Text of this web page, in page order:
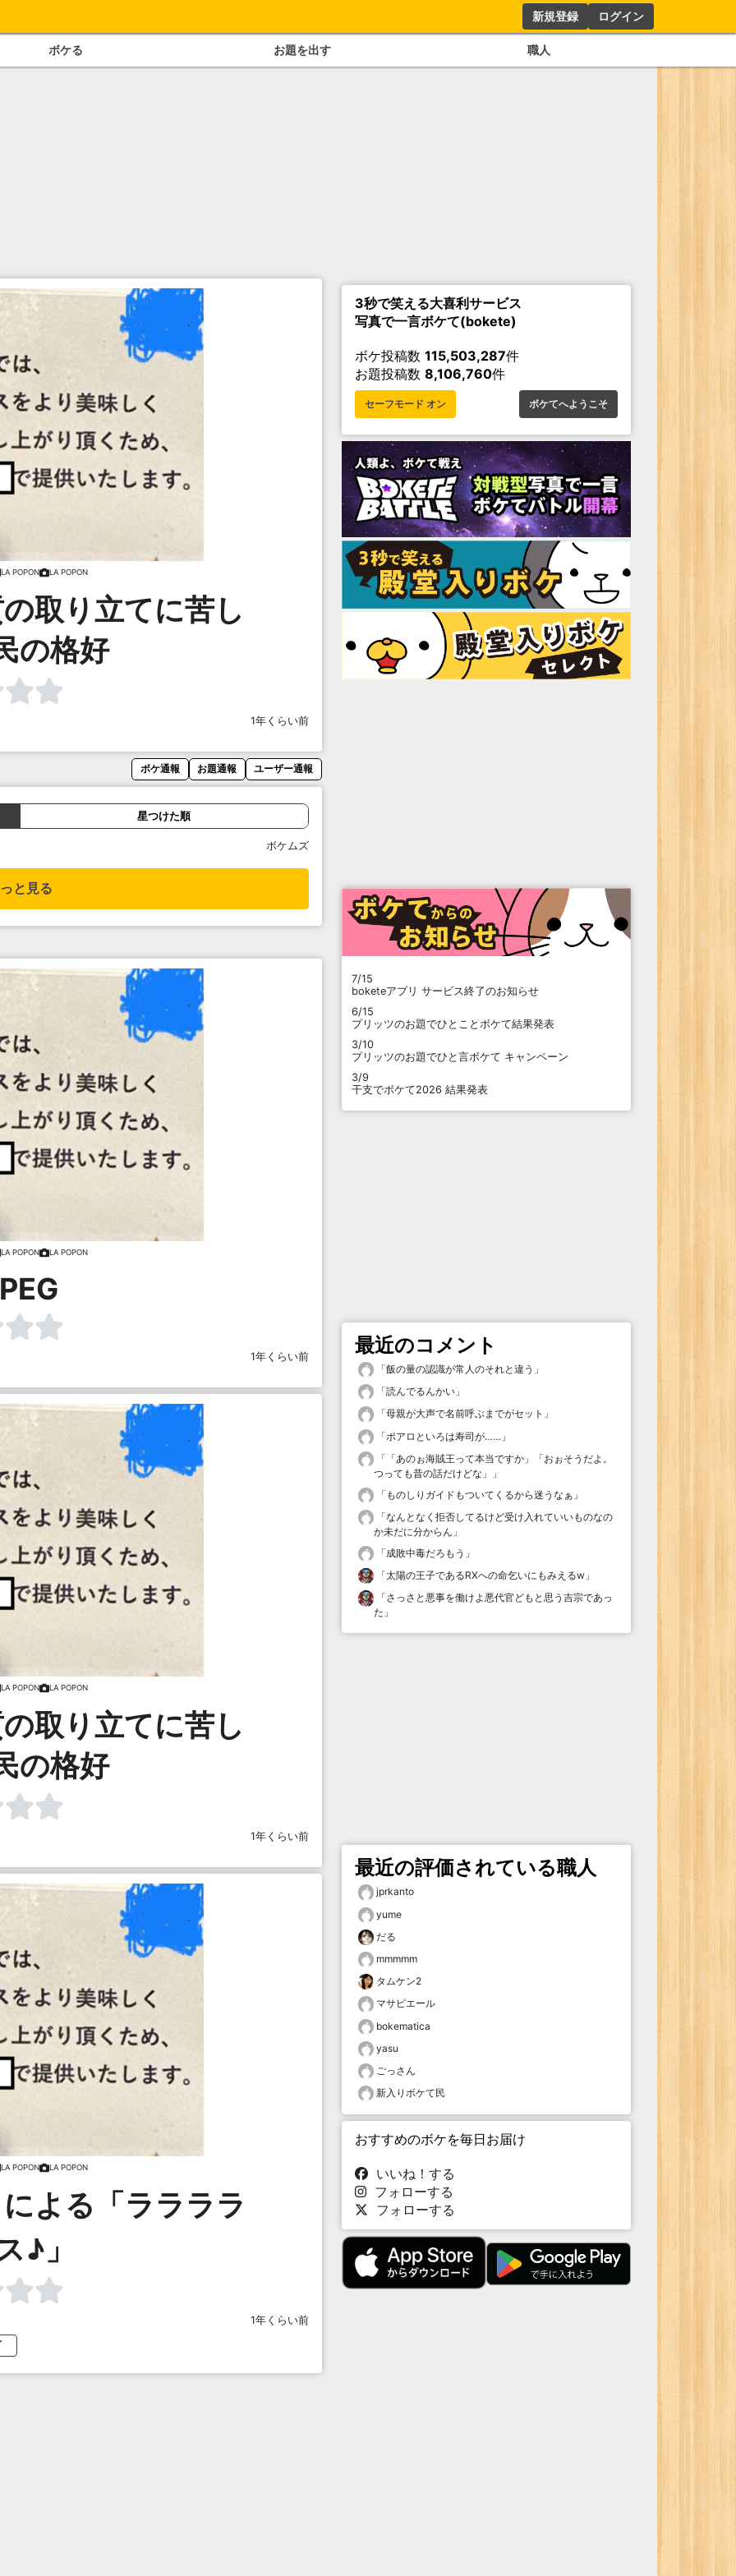
新規登録 ログイン
ボケる お題を出す 職人
LA POPON LA POPON
取り立てに苦し
の格好
1年くらい前
ボケ通報 お題通報 ユーザー通報
星つけた順
ボケムズ
と見る
LA POPON LA POPON
1年くらい前
LA POPON LA POPON
取り立てに苦し
の格好
1年くらい前
LA POPON LA POPON
よる「ララララ
♪」
1年くらい前
3秒で笑える大喜利サービス
写真で一言ボケて(bokete)
ボケ投稿数 115,503,287件
お題投稿数 8,106,760件
セーフモード オン ボケてへようこそ
7/15
boketeアプリ サービス終了のお知らせ
6/15
プリッツのお題でひとことボケて結果発表
3/10
プリッツのお題でひと言ボケて キャンペーン
3/9
干支でボケて2026 結果発表
最近のコメント
「飯の量の認識が常人のそれと違う 」
「読んでるんかい 」
「母親が大声で名前呼ぶまでがセット 」
「ポアロといろは寿司が…… 」
「 「あのぉ海賊王って本当ですか」「おぉそうだよ。
つっても昔の話だけどな」
」
「 ものしりガイドもついてくるから迷うなぁ 」
「なんとなく拒否してるけど受け入れていいものなの
か未だに分からん 」
「成敗中毒だろもう 」
「太陽の王子であるRXへの命乞いにもみえるw 」
「さっさと悪事を働けよ悪代官どもと思う吉宗であっ
た 」
最近の評価されている職人
jprkanto
yume
だる
mmmmm
タムケン2
マサピエール
bokematica
yasu
ごっさん
新入りボケて民
おすすめのボケを毎日お届け
いいね！する
フォローする
フォローする